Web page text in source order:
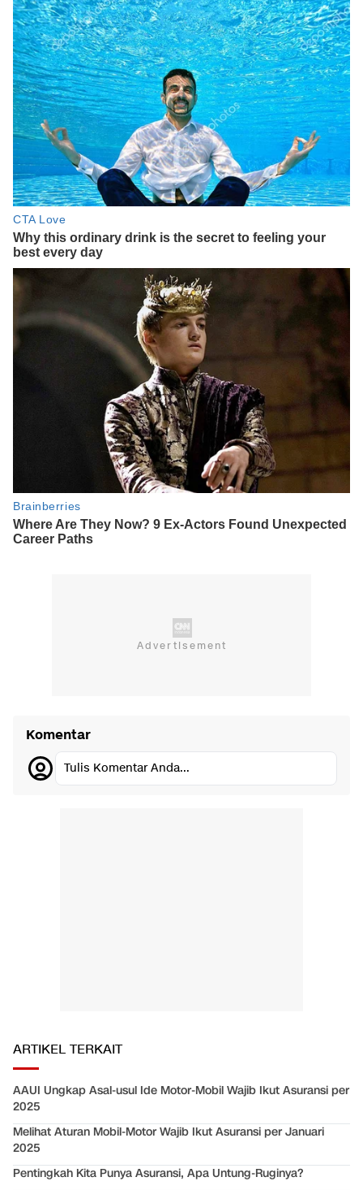
Komentar
Tulis Komentar Anda...
ARTIKEL TERKAIT
AAUI Ungkap Asal-usul Ide Motor-Mobil Wajib Ikut Asuransi per
2025
Melihat Aturan Mobil-Motor Wajib Ikut Asuransi per Januari
2025
Pentingkah Kita Punya Asuransi, Apa Untung-Ruginya?